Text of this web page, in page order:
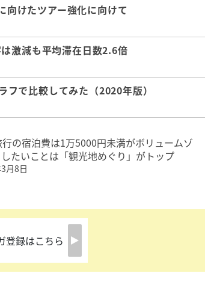
向けたツアー強化に向けて
激減も平均滞在日数2.6倍
フで比較してみた（2020年版）
の宿泊費は1万5000円未満がボリュームゾ
たいことは「観光地めぐり」がトップ
月8日
登録はこちら